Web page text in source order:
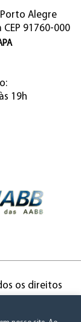
Alegre
91760-000
19h
os direitos